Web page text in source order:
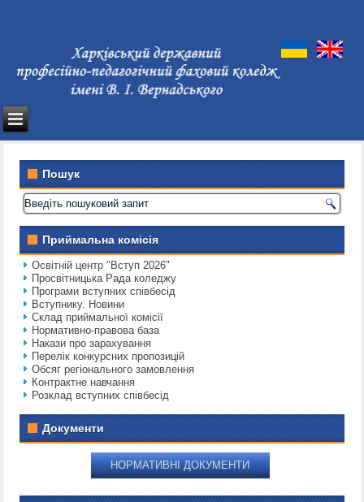
Пошук
Приймальна комісія
Освітній центр "Вступ 2026"
Просвітницька Рада коледжу
Програми вступних співбесід
Вступнику. Новини
Склад приймальної комісії
Нормативно-правова база
Накази про зарахування
Перелік конкурсних пропозицій
Обсяг регіонального замовлення
Контрактне навчання
Розклад вступних співбесід
Документи
НОРМАТИВНІ ДОКУМЕНТИ